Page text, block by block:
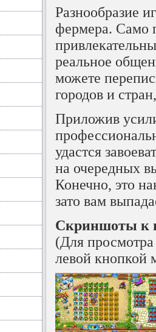
Разнообразие
фермера. Само
реальное
можете
городов и
Приложив
удастся
на очередных
Конечно, это
зато вам
Скриншоты к
(Для
левой кнопкой